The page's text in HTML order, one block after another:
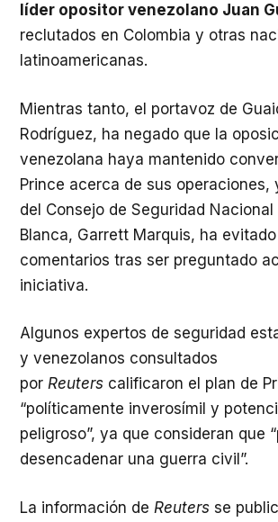
líder opositor venezolano Juan
reclutados en Colombia y otras
latinoamericanas.
Mientras tanto, el portavoz de
Rodríguez, ha negado que la
venezolana haya mantenido
Prince acerca de sus operaciones,
del Consejo de Seguridad Nacional
Blanca, Garrett Marquis, ha
comentarios tras ser preguntado
iniciativa.
Algunos expertos de seguridad
y venezolanos consultados
por Reuters calificaron el plan de
“políticamente inverosímil y
peligroso”, ya que consideran que
desencadenar una guerra civil”.
La información de Reuters se